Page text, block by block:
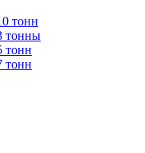
тонн
тонны
тонн
тонн